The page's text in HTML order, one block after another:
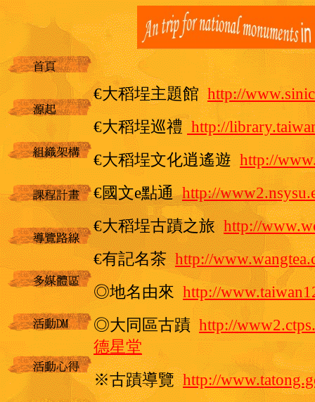
€大稻埕主題館 http://
€大稻埕巡禮 http://
€大稻埕文化逍遙遊 http://
€國文e點通 http://
€大稻埕古蹟之旅 http://
€有記名茶 http://
◎地名由來 http://
◎大同區古蹟 http://
德星堂
※古蹟導覽 http://